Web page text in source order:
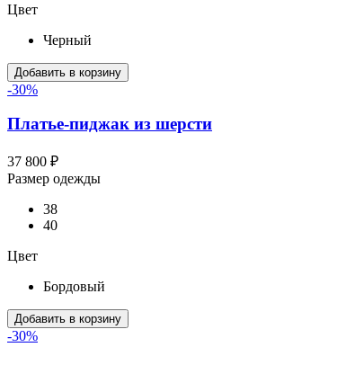
Цвет
Черный
Добавить в корзину
-30%
Платье-пиджак из шерсти
37 800 ₽
Размер одежды
38
40
Цвет
Бордовый
Добавить в корзину
-30%